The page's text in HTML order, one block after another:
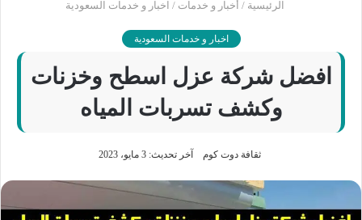
الرئيسية / أخبار و خدمات / اخبار و خدمات السعودية
اخبار و خدمات السعودية
افضل شركة عزل اسطح وخزنات
وكشف تسربات المياه
ثقافة دوت كوم آخر تحديث: 3 مايو، 2023